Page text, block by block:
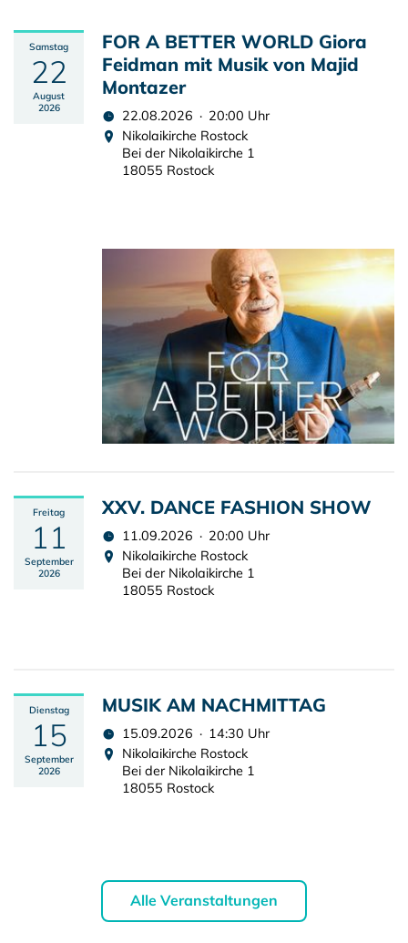
Samstag
22
August
2026
FOR A BETTER WORLD Giora
Feidman mit Musik von Majid
Montazer
22.08.2026 · 20:00 Uhr
Nikolaikirche Rostock
Bei der Nikolaikirche 1
18055 Rostock
Freitag
11
September
2026
XXV. DANCE FASHION SHOW
11.09.2026 · 20:00 Uhr
Nikolaikirche Rostock
Bei der Nikolaikirche 1
18055 Rostock
Dienstag
15
September
2026
MUSIK AM NACHMITTAG
15.09.2026 · 14:30 Uhr
Nikolaikirche Rostock
Bei der Nikolaikirche 1
18055 Rostock
Alle Veranstaltungen